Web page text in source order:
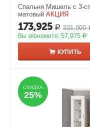
Спальня Мишель с 3-
матовый АКЦИЯ
173,925 Р 231,900
Вы экономите: 57,975 Р
КУПИТЬ
СКИДКА
25%
СКИДКА
25%